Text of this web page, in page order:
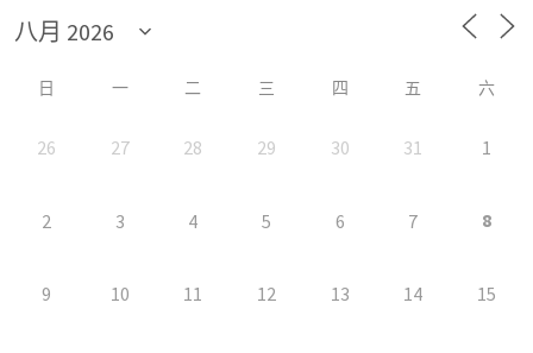
日 一 二 三 四 五 六
26 27 28 29 30 31 1
2 3 4 5 6 7 8
9 10 11 12 13 14 15